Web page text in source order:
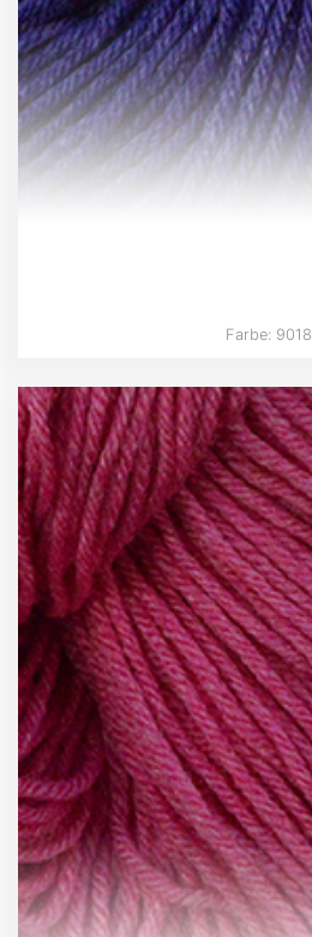
Farbe: 9018